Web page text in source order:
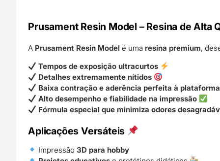
Prusament Resin Model – Resina de Alta
A Prusament Resin Model é uma resina premium,
Tempos de exposição ultracurtos
Detalhes extremamente nítidos
Baixa contração e aderência perfeita à plataforma
Alto desempenho e fiabilidade na impressão
Fórmula especial que minimiza odores
Aplicações Versáteis
Impressão3D para hobby